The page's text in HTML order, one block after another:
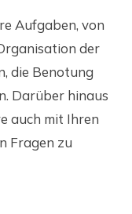
Aufgaben, von
der
die Benotung
Darüber hinaus
auch mit Ihren
Fragen zu